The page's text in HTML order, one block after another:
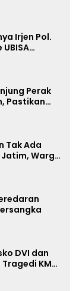
Irjen Pol.
Perak
Pastikan
Tak Ada
Warga
DVI dan
KMP